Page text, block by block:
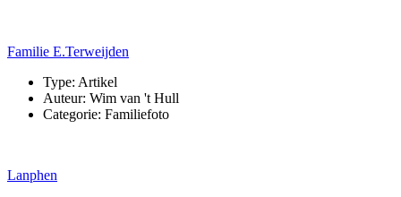
Familie E.Terweijden
Type: Artikel
Auteur: Wim van 't Hull
Categorie: Familiefoto
Lanphen